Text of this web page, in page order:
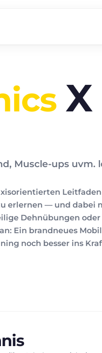
X
Muscle-ups uvm.
erlernen — und dabei
Dehnübungen
Ein brandneues
noch besser ins